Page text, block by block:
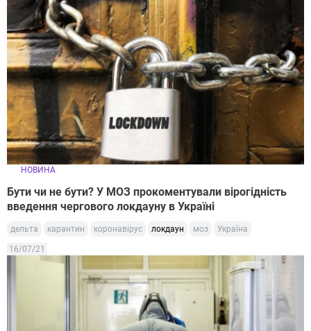
НОВИНА
Бути чи не бути? У МОЗ прокоментували вірогідність
введення чергового локдауну в Україні
дельта карантин коронавірус локдаун моз Україна
16/07/21